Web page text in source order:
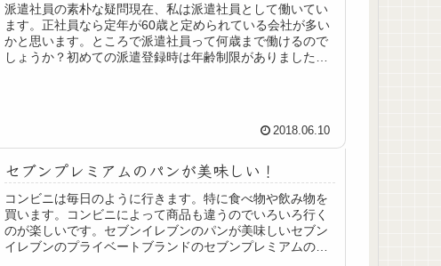
派遣社員の素朴な疑問現在、私は派遣社員として働いてい
ます。正社員なら定年が60歳と定められている会社が多い
かと思います。ところで派遣社員って何歳まで働けるので
しょうか？初めての派遣登録時は年齢制限がありましただ
2018.06.10
セブンプレミアムのパンが美味しい！
コンビニは毎日のように行きます。特に食べ物や飲み物を
買います。コンビニによって商品も違うのでいろいろ行く
のが楽しいです。セブンイレブンのパンが美味しいセブン
イレブンのプライベートブランドのセブンプレミアムのパ